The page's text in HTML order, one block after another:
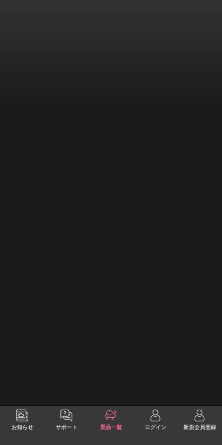
お知らせ サポート 景品一覧 ログイン 新規会員登録